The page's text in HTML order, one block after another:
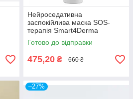
Нейроседативна
заспокійлива маска SOS-
терапія Smart4Derma
Redness Corect
NEUROSEDATIVE MASK SOS
THERAPY
Готово до відправки
475,20 ₴ 660 ₴
–27%